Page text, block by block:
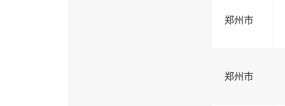
郑州市
郑州市